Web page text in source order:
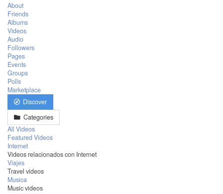
About
Friends
Albums
Videos
Audio
Followers
Pages
Events
Groups
Polls
Marketplace
Discover
Categories
All Videos
Featured Videos
Internet
Videos relacionados con Internet
Viajes
Travel videos
Musica
Music videos